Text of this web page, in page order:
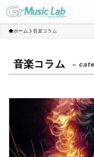
ホーム 音楽コラム
音楽コラム –